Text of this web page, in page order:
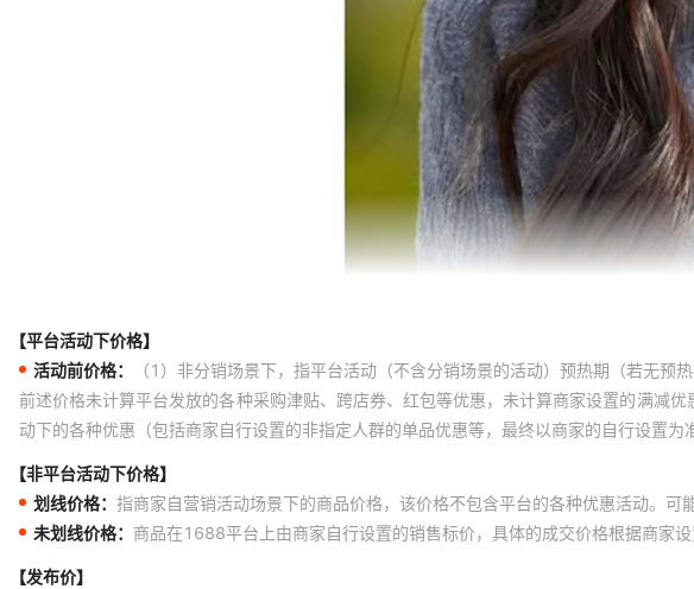
【平台活动下价格】
活动前价格：
（1）非分销场景下，指平台活动（不含分销场景的活动）预热期（若无
前述价格未计算平台发放的各种采购津贴、跨店券、红包等优惠，未计算商家设置的满减
动下的各种优惠（包括商家自行设置的非指定人群的单品优惠等，最终以商家的自行设置
【非平台活动下价格】
划线价格： 指商家自营销活动场景下的商品价格，该价格不包含平台的各种优惠活动。
未划线价格： 商品在1688平台上由商家自行设置的销售标价，具体的成交价格根据商家
【发布价】